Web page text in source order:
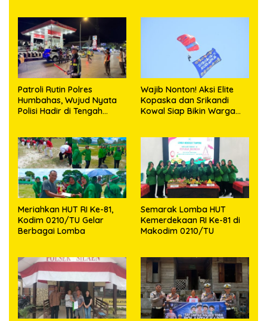
Patroli Rutin Polres
Humbahas, Wujud Nyata
Polisi Hadir di Tengah
Wajib Nonton! Aksi Elite
Kopaska dan Srikandi
Kowal Siap Bikin Warga
Meriahkan HUT RI Ke-81,
Kodim 0210/TU Gelar
Berbagai Lomba
Semarak Lomba HUT
Kemerdekaan RI Ke-81 di
Makodim 0210/TU